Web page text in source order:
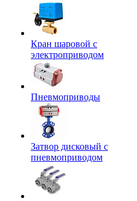
Кран шаровой с
электроприводом
Пневмоприводы
Затвор дисковый с
пневмоприводом